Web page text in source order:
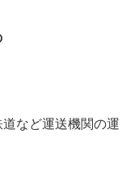
など運送機関の運